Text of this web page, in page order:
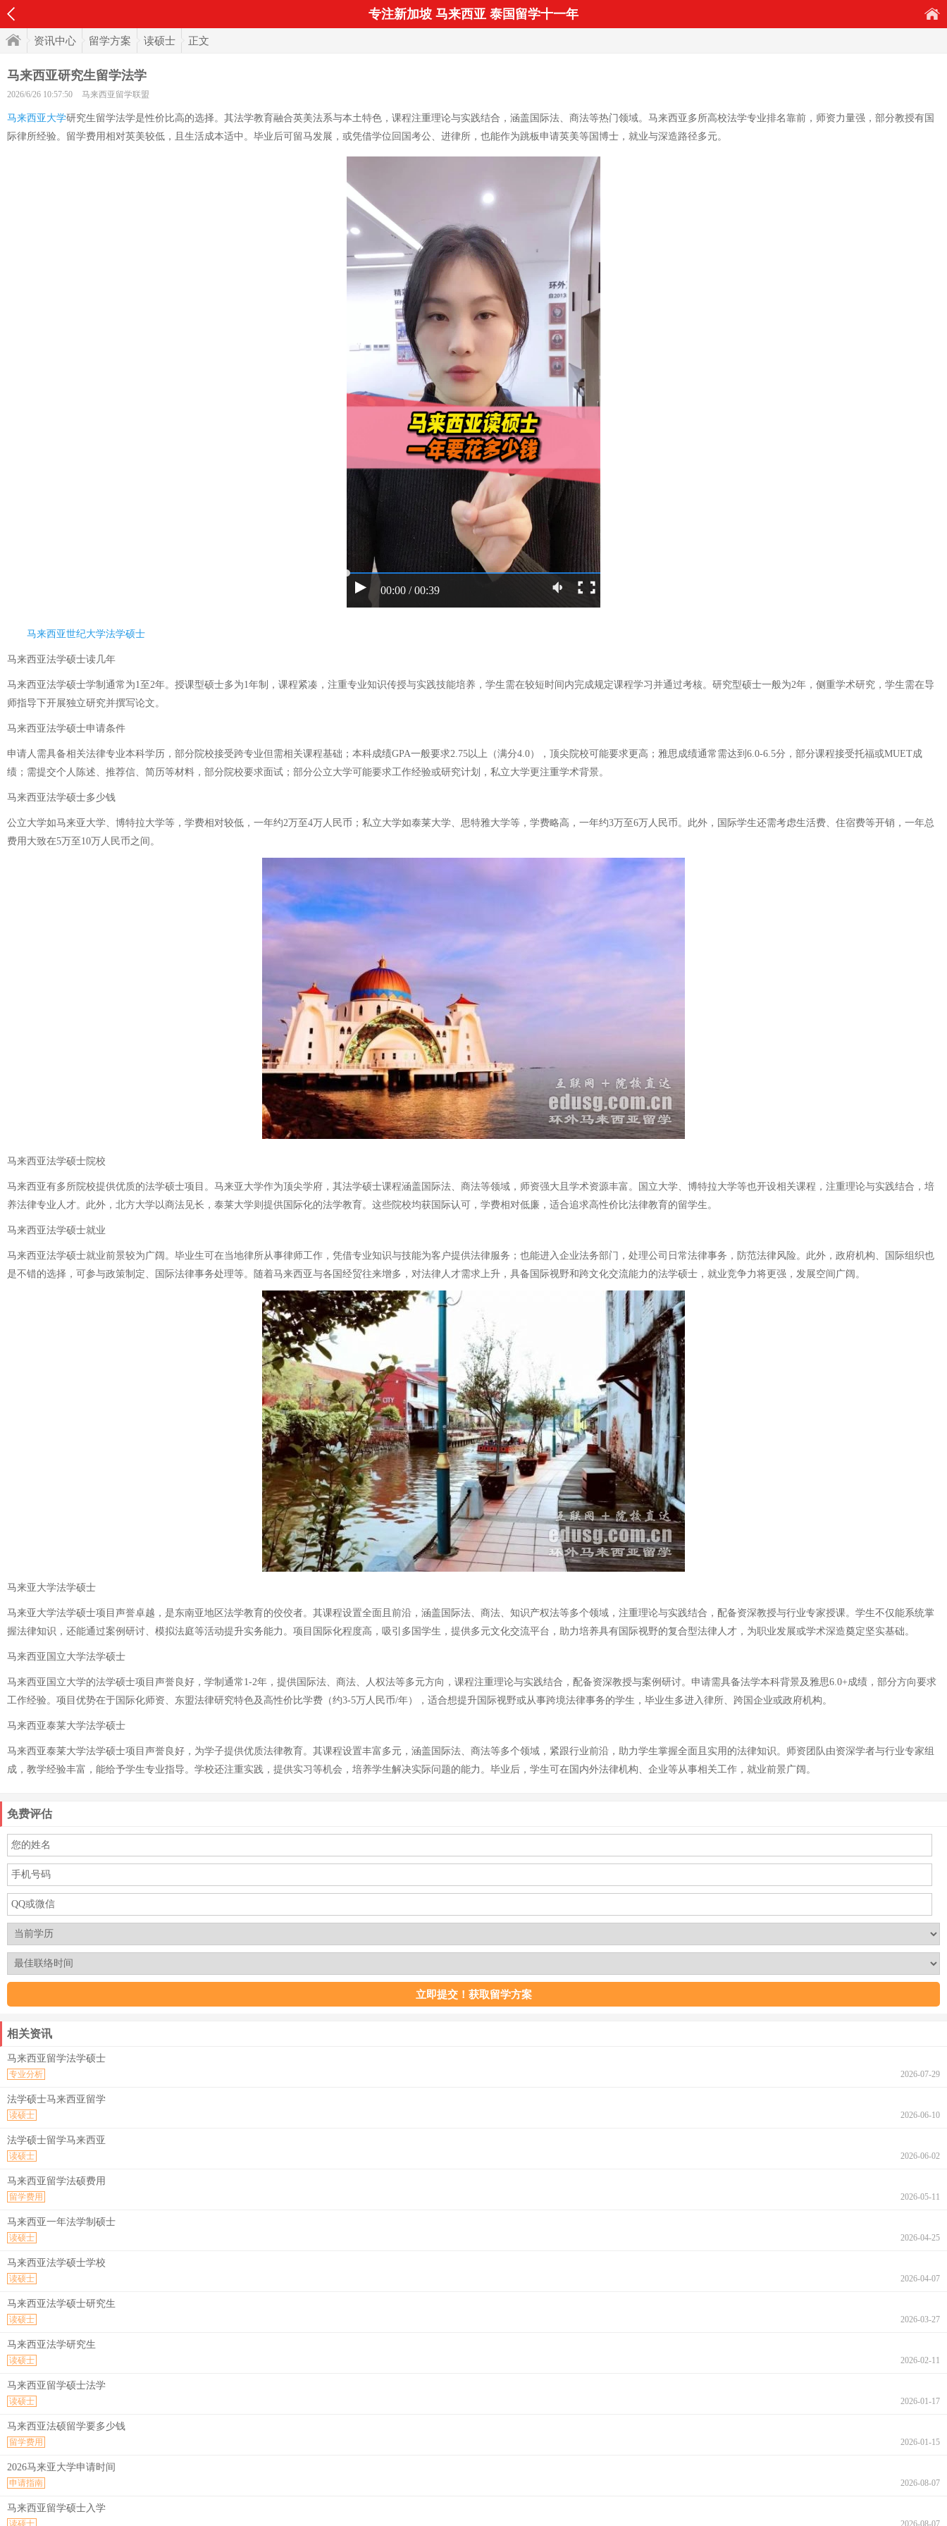
专注新加坡 马来西亚 泰国留学十一年
资讯中心 留学方案 读硕士 正文
马来西亚研究生留学法学
2026/6/26 10:57:50 马来西亚留学联盟
马来西亚大学研究生留学法学是性价比高的选择。其法学教育融合英美法系与本土特色，课程注重理论与实践结合，涵盖国际法、商法等热门领域。马来西亚多所高校法学专业排名靠前，师资力量强，部分教授有国
际律所经验。留学费用相对英美较低，且生活成本适中。毕业后可留马发展，或凭借学位回国考公、进律所，也能作为跳板申请英美等国博士，就业与深造路径多元。
00:00 / 00:39
马来西亚世纪大学法学硕士
马来西亚法学硕士读几年
马来西亚法学硕士学制通常为1至2年。授课型硕士多为1年制，课程紧凑，注重专业知识传授与实践技能培养，学生需在较短时间内完成规定课程学习并通过考核。研究型硕士一般为2年，侧重学术研究，学生需在导
师指导下开展独立研究并撰写论文。
马来西亚法学硕士申请条件
申请人需具备相关法律专业本科学历，部分院校接受跨专业但需相关课程基础；本科成绩GPA一般要求2.75以上（满分4.0），顶尖院校可能要求更高；雅思成绩通常需达到6.0-6.5分，部分课程接受托福或MUET成
绩；需提交个人陈述、推荐信、简历等材料，部分院校要求面试；部分公立大学可能要求工作经验或研究计划，私立大学更注重学术背景。
马来西亚法学硕士多少钱
公立大学如马来亚大学、博特拉大学等，学费相对较低，一年约2万至4万人民币；私立大学如泰莱大学、思特雅大学等，学费略高，一年约3万至6万人民币。此外，国际学生还需考虑生活费、住宿费等开销，一年总
费用大致在5万至10万人民币之间。
马来西亚法学硕士院校
马来西亚有多所院校提供优质的法学硕士项目。马来亚大学作为顶尖学府，其法学硕士课程涵盖国际法、商法等领域，师资强大且学术资源丰富。国立大学、博特拉大学等也开设相关课程，注重理论与实践结合，培
养法律专业人才。此外，北方大学以商法见长，泰莱大学则提供国际化的法学教育。这些院校均获国际认可，学费相对低廉，适合追求高性价比法律教育的留学生。
马来西亚法学硕士就业
马来西亚法学硕士就业前景较为广阔。毕业生可在当地律所从事律师工作，凭借专业知识与技能为客户提供法律服务；也能进入企业法务部门，处理公司日常法律事务，防范法律风险。此外，政府机构、国际组织也
是不错的选择，可参与政策制定、国际法律事务处理等。随着马来西亚与各国经贸往来增多，对法律人才需求上升，具备国际视野和跨文化交流能力的法学硕士，就业竞争力将更强，发展空间广阔。
马来亚大学法学硕士
马来亚大学法学硕士项目声誉卓越，是东南亚地区法学教育的佼佼者。其课程设置全面且前沿，涵盖国际法、商法、知识产权法等多个领域，注重理论与实践结合，配备资深教授与行业专家授课。学生不仅能系统掌
握法律知识，还能通过案例研讨、模拟法庭等活动提升实务能力。项目国际化程度高，吸引多国学生，提供多元文化交流平台，助力培养具有国际视野的复合型法律人才，为职业发展或学术深造奠定坚实基础。
马来西亚国立大学法学硕士
马来西亚国立大学的法学硕士项目声誉良好，学制通常1-2年，提供国际法、商法、人权法等多元方向，课程注重理论与实践结合，配备资深教授与案例研讨。申请需具备法学本科背景及雅思6.0+成绩，部分方向要求
工作经验。项目优势在于国际化师资、东盟法律研究特色及高性价比学费（约3-5万人民币/年），适合想提升国际视野或从事跨境法律事务的学生，毕业生多进入律所、跨国企业或政府机构。
马来西亚泰莱大学法学硕士
马来西亚泰莱大学法学硕士项目声誉良好，为学子提供优质法律教育。其课程设置丰富多元，涵盖国际法、商法等多个领域，紧跟行业前沿，助力学生掌握全面且实用的法律知识。师资团队由资深学者与行业专家组
成，教学经验丰富，能给予学生专业指导。学校还注重实践，提供实习等机会，培养学生解决实际问题的能力。毕业后，学生可在国内外法律机构、企业等从事相关工作，就业前景广阔。
免费评估
相关资讯
马来西亚留学法学硕士
2026-07-29
专业分析
法学硕士马来西亚留学
2026-06-10
读硕士
法学硕士留学马来西亚
2026-06-02
读硕士
马来西亚留学法硕费用
2026-05-11
留学费用
马来西亚一年法学制硕士
2026-04-25
读硕士
马来西亚法学硕士学校
2026-04-07
读硕士
马来西亚法学硕士研究生
2026-03-27
读硕士
马来西亚法学研究生
2026-02-11
读硕士
马来西亚留学硕士法学
2026-01-17
读硕士
马来西亚法硕留学要多少钱
2026-01-15
留学费用
2026马来亚大学申请时间
2026-08-07
申请指南
马来西亚留学硕士入学
2026-08-07
读硕士